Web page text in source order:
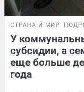
СТРАНА И МИР
У
субсидии, а
еще больше
года